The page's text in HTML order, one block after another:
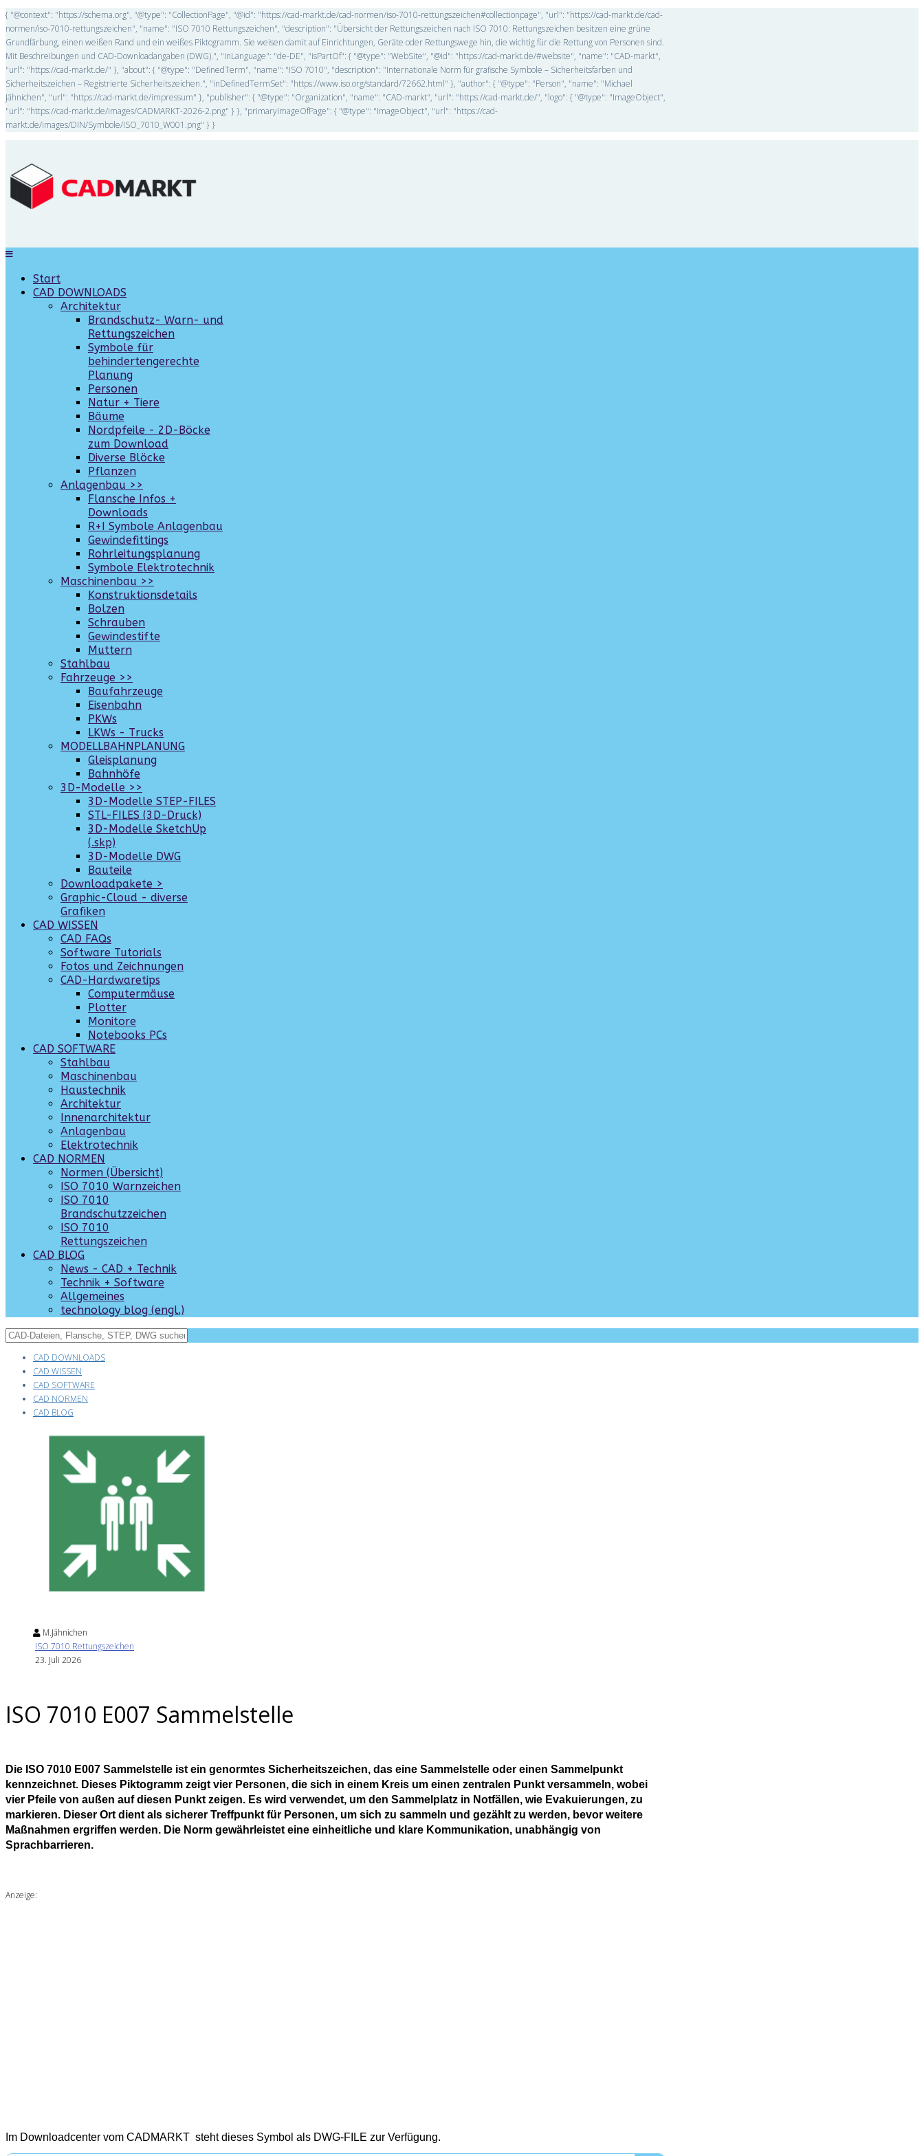
{ "@context": "https://schema.org", "@type": "CollectionPage", "@id": "https://cad-markt.de/cad-normen/iso-7010-rettungszeichen#collectionpage", "url": "https://cad-markt.de/cad-
normen/iso-7010-rettungszeichen", "name": "ISO 7010 Rettungszeichen", "description": "Übersicht der Rettungszeichen nach ISO 7010: Rettungszeichen besitzen eine grüne
Grundfärbung, einen weißen Rand und ein weißes Piktogramm. Sie weisen damit auf Einrichtungen, Geräte oder Rettungswege hin, die wichtig für die Rettung von Personen sind.
Mit Beschreibungen und CAD-Downloadangaben (DWG).", "inLanguage": "de-DE", "isPartOf": { "@type": "WebSite", "@id": "https://cad-markt.de/#website", "name": "CAD-markt",
"url": "https://cad-markt.de/" }, "about": { "@type": "DefinedTerm", "name": "ISO 7010", "description": "Internationale Norm für grafische Symbole – Sicherheitsfarben und
Sicherheitszeichen – Registrierte Sicherheitszeichen.", "inDefinedTermSet": "https://www.iso.org/standard/72662.html" }, "author": { "@type": "Person", "name": "Michael
Jähnichen", "url": "https://cad-markt.de/impressum" }, "publisher": { "@type": "Organization", "name": "CAD-markt", "url": "https://cad-markt.de/", "logo": { "@type": "ImageObject",
"url": "https://cad-markt.de/images/CADMARKT-2026-2.png" } }, "primaryImageOfPage": { "@type": "ImageObject", "url": "https://cad-
markt.de/images/DIN/Symbole/ISO_7010_W001.png" } }
Start
CAD DOWNLOADS
Architektur
Brandschutz- Warn- und
Rettungszeichen
Symbole für
behindertengerechte
Planung
Personen
Natur + Tiere
Bäume
Nordpfeile - 2D-Böcke
zum Download
Diverse Blöcke
Pflanzen
Anlagenbau >>
Flansche Infos +
Downloads
R+I Symbole Anlagenbau
Gewindefittings
Rohrleitungsplanung
Symbole Elektrotechnik
Maschinenbau >>
Konstruktionsdetails
Bolzen
Schrauben
Gewindestifte
Muttern
Stahlbau
Fahrzeuge >>
Baufahrzeuge
Eisenbahn
PKWs
LKWs - Trucks
MODELLBAHNPLANUNG
Gleisplanung
Bahnhöfe
3D-Modelle >>
3D-Modelle STEP-FILES
STL-FILES (3D-Druck)
3D-Modelle SketchUp
(.skp)
3D-Modelle DWG
Bauteile
Downloadpakete >
Graphic-Cloud - diverse
Grafiken
CAD WISSEN
CAD FAQs
Software Tutorials
Fotos und Zeichnungen
CAD-Hardwaretips
Computermäuse
Plotter
Monitore
Notebooks PCs
CAD SOFTWARE
Stahlbau
Maschinenbau
Haustechnik
Architektur
Innenarchitektur
Anlagenbau
Elektrotechnik
CAD NORMEN
Normen (Übersicht)
ISO 7010 Warnzeichen
ISO 7010
Brandschutzzeichen
ISO 7010
Rettungszeichen
CAD BLOG
News - CAD + Technik
Technik + Software
Allgemeines
technology blog (engl.)
CAD DOWNLOADS
CAD WISSEN
CAD SOFTWARE
CAD NORMEN
CAD BLOG
M.Jähnichen
ISO 7010 Rettungszeichen
23. Juli 2026
ISO 7010 E007 Sammelstelle
Die ISO 7010 E007 Sammelstelle ist ein genormtes Sicherheitszeichen, das eine Sammelstelle oder einen Sammelpunkt
kennzeichnet. Dieses Piktogramm zeigt vier Personen, die sich in einem Kreis um einen zentralen Punkt versammeln, wobei
vier Pfeile von außen auf diesen Punkt zeigen. Es wird verwendet, um den Sammelplatz in Notfällen, wie Evakuierungen, zu
markieren. Dieser Ort dient als sicherer Treffpunkt für Personen, um sich zu sammeln und gezählt zu werden, bevor weitere
Maßnahmen ergriffen werden. Die Norm gewährleistet eine einheitliche und klare Kommunikation, unabhängig von
Sprachbarrieren.
Anzeige:
Im Downloadcenter vom CADMARKT steht dieses Symbol als DWG-FILE zur Verfügung.